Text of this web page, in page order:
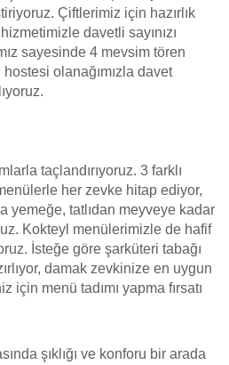
Çiftlerimiz için hazırlık
davetli sayınızı
sayesinde 4 mevsim tören
olanağımızla davet
taçlandırıyoruz. 3 farklı
her zevke hitap ediyor,
yemeğe, tatlıdan meyveye kadar
Kokteyl menülerimizle de hafif
İsteğe göre şarküteri tabağı
damak zevkinize en uygun
için menü tadımı yapma fırsatı
şıklığı ve konforu bir arada